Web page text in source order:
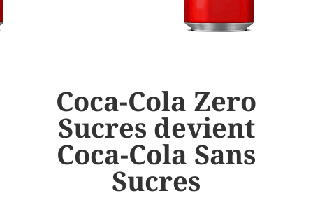
Coca-Cola Zero
Sucres devient
Coca-Cola Sans
Sucres